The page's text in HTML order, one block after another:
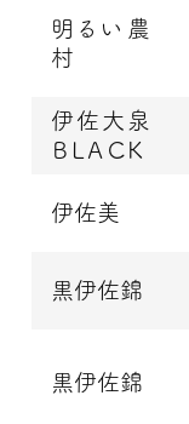
明るい農
村
伊佐大泉
ＢＬＡＣＫ
伊佐美
黒伊佐錦
黒伊佐錦